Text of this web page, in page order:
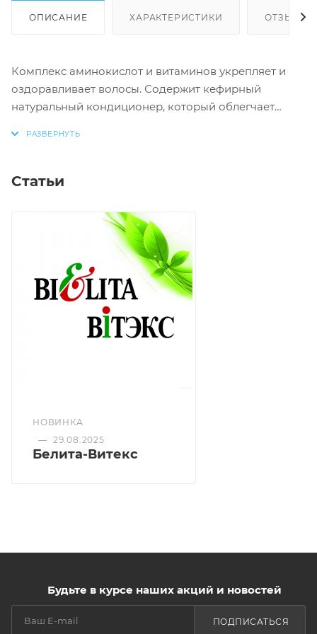
ОПИСАНИЕ ХАРАКТЕРИСТИКИ ОТЗЫВЫ
Комплекс аминокислот и витаминов укрепляет и
оздоравливает волосы. Содержит кефирный
натуральный кондиционер, который облегчает
Статьи
НОВИНКА
— 29.08.2025
Белита-Витекс
Будьте в курсе наших акций и новостей
ПОДПИСАТЬСЯ